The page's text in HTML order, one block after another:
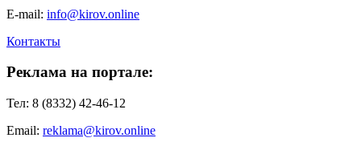
E-mail: info@kirov.online
Контакты
Реклама на портале:
Тел: 8 (8332) 42-46-12
Email: reklama@kirov.online